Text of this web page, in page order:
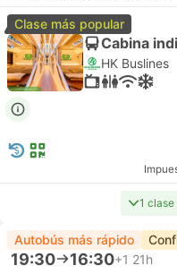
Clase más popular
Cabina
HK Buslines
1 clase
Autobús más rápido
19:30 16:30+1 21h